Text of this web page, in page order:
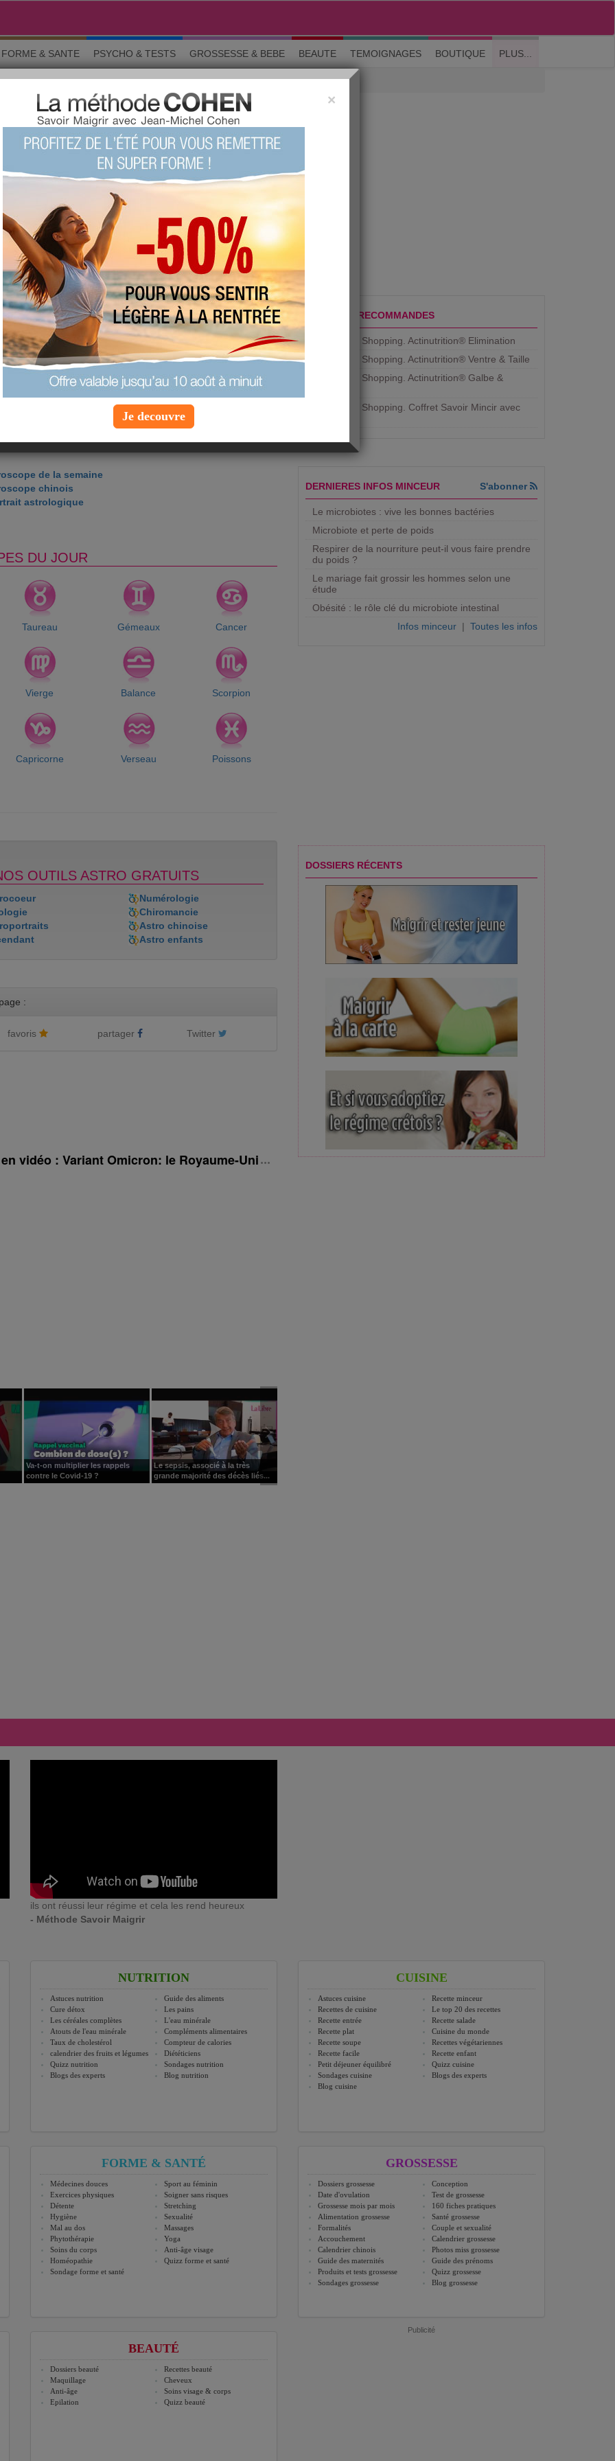
M'inscrire| Me connecter| ? Visite guidée
FORME & SANTE PSYCHO & TESTS GROSSESSE & BEBE BEAUTE TEMOIGNAGES BOUTIQUE PLUS...
DU JOUR » Retour à la page précédente
juillet et le 23 août
tourner la page en ayant réussi à vaincre les difficultés récentes
en amour, vous ne devez pas oublier de retenir les leçons d'erreurs
passé, saisissez cette opportunité pour chasser les vieux
vous êtes amené à en parler, évitez de tomber dans les mêmes
: 9
la journée : 14h
de la semaine
chinois
astrologique
DU JOUR
Taureau Gémeaux Cancer
Vierge Balance Scorpion
Capricorne Verseau Poissons
OUTILS ASTRO GRATUITS
Numérologie
Chiromancie
Astro chinoise
Astro enfants
:
favoris partager Twitter
vidéo : Variant Omicron: le Royaume-Uni rehausse son niveau d'alerte, une première en 7 mois
Va-t-on multiplier les rappels
contre le Covid-19 ?
Le sepsis, associé à la très
grande majorité des décès liés...
PRODUITS RECOMMANDES
Aujourdhui Shopping. Actinutrition® Elimination
Aujourdhui Shopping. Actinutrition® Ventre & Taille
Aujourdhui Shopping. Actinutrition® Galbe &
Aujourdhui Shopping. ​Coffret Savoir Mincir avec
DERNIERES INFOS MINCEUR S'abonner
Le microbiotes : vive les bonnes bactéries
Microbiote et perte de poids
Respirer de la nourriture peut-il vous faire prendre
du poids ?
Le mariage fait grossir les hommes selon une
étude
Obésité : le rôle clé du microbiote intestinal
Infos minceur | Toutes les infos
DOSSIERS RÉCENTS
ils ont réussi leur régime et cela les rend heureux
- Méthode Savoir Maigrir
NUTRITION
Astuces nutrition
Guide des aliments
Cure détox
Les pains
Les céréales complètes
L'eau minérale
Atouts de l'eau minérale
Compléments alimentaires
Taux de cholestérol
Compteur de calories
calendrier des fruits et légumes
Diététiciens
Quizz nutrition
Sondages nutrition
Blogs des experts
Blog nutrition
CUISINE
Astuces cuisine
Recette minceur
Recettes de cuisine
Le top 20 des recettes
Recette entrée
Recette salade
Recette plat
Cuisine du monde
Recette soupe
Recettes végétariennes
Recette facile
Recette enfant
Petit déjeuner équilibré
Quizz cuisine
Sondages cuisine
Blogs des experts
Blog cuisine
FORME & SANTÉ
Médecines douces
Sport au féminin
Exercices physiques
Soigner sans risques
Détente
Stretching
Hygiène
Sexualité
Mal au dos
Massages
Phytothérapie
Yoga
Soins du corps
Anti-âge visage
Homéopathie
Quizz forme et santé
Sondage forme et santé
GROSSESSE
Dossiers grossesse
Conception
Date d'ovulation
Test de grossesse
Grossesse mois par mois
160 fiches pratiques
Alimentation grossesse
Santé grossesse
Formalités
Couple et sexualité
Accouchement
Calendrier grossesse
Calendrier chinois
Photos miss grossesse
Guide des maternités
Guide des prénoms
Produits et tests grossesse
Quizz grossesse
Sondages grossesse
Blog grossesse
BEAUTÉ
Dossiers beauté
Recettes beauté
Maquillage
Cheveux
Anti-âge
Soins visage & corps
Epilation
Quizz beauté
Publicité
×
Je decouvre